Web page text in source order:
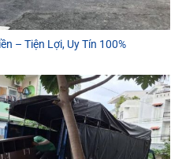
– Tiện Lợi, Uy Tín 100%